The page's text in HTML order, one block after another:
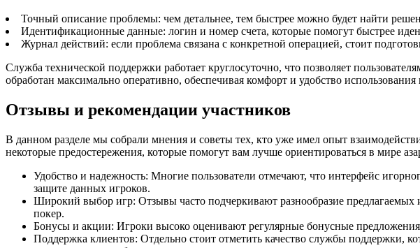
Точный описание проблемы: чем детальнее, тем быстрее можно будет найти
Идентификационные данные: логин и номер счета, которые помогут быстрее
Журнал действий: если проблема связана с конкретной операцией, стоит
Служба технической поддержки работает круглосуточно, что позволяет
обработан максимально оперативно, обеспечивая комфорт и удобство
Отзывы и рекомендации участников
В данном разделе мы собрали мнения и советы тех, кто уже имел опыт
некоторые предостережения, которые помогут вам лучше ориентироваться в мире
Удобство и надежность: Многие пользователи отмечают, что интерфейс
защите данных игроков.
Широкий выбор игр: Отзывы часто подчеркивают разнообразие предлагаемых
покер.
Бонусы и акции: Игроки высоко оценивают регулярные бонусные
Поддержка клиентов: Отдельно стоит отметить качество службы поддержки,